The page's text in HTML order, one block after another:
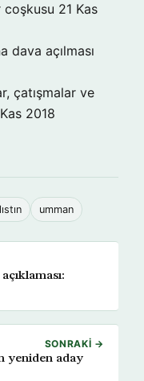
coşkusu 21 Kas
dava açılması
çatışmalar ve
2018
umman
SONRAKI →
yeniden aday